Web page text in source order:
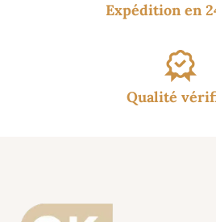
Expédition en
Qualité